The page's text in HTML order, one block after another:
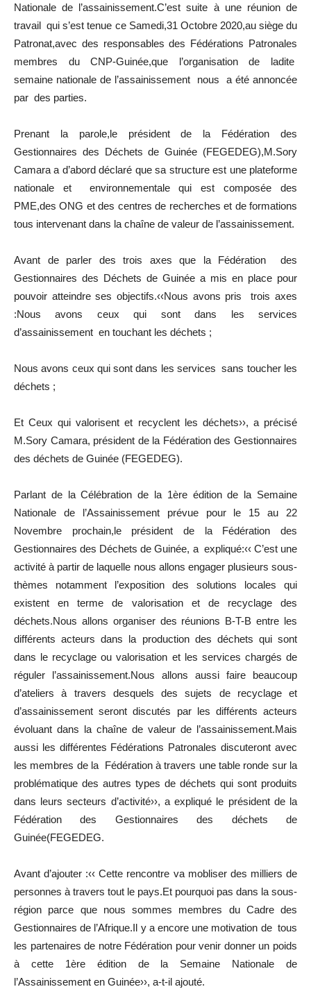
Nationale de l’assainissement.C’est suite à une réunion de
travail qui s’est tenue ce Samedi,31 Octobre 2020,au siège du
Patronat,avec des responsables des Fédérations Patronales
membres du CNP-Guinée,que l’organisation de ladite
semaine nationale de l’assainissement nous a été annoncée
par des parties.
Prenant la parole,le président de la Fédération des
Gestionnaires des Déchets de Guinée (FEGEDEG),M.Sory
Camara a d’abord déclaré que sa structure est une plateforme
nationale et environnementale qui est composée des
PME,des ONG et des centres de recherches et de formations
tous intervenant dans la chaîne de valeur de l’assainissement.
Avant de parler des trois axes que la Fédération des
Gestionnaires des Déchets de Guinée a mis en place pour
pouvoir atteindre ses objectifs.‹‹Nous avons pris trois axes
:Nous avons ceux qui sont dans les services
d’assainissement en touchant les déchets ;
Nous avons ceux qui sont dans les services sans toucher les
déchets ;
Et Ceux qui valorisent et recyclent les déchets››, a précisé
M.Sory Camara, président de la Fédération des Gestionnaires
des déchets de Guinée (FEGEDEG).
Parlant de la Célébration de la 1ère édition de la Semaine
Nationale de l’Assainissement prévue pour le 15 au 22
Novembre prochain,le président de la Fédération des
Gestionnaires des Déchets de Guinée, a expliqué:‹‹ C’est une
activité à partir de laquelle nous allons engager plusieurs sous-
thèmes notamment l’exposition des solutions locales qui
existent en terme de valorisation et de recyclage des
déchets.Nous allons organiser des réunions B-T-B entre les
différents acteurs dans la production des déchets qui sont
dans le recyclage ou valorisation et les services chargés de
réguler l’assainissement.Nous allons aussi faire beaucoup
d’ateliers à travers desquels des sujets de recyclage et
d’assainissement seront discutés par les différents acteurs
évoluant dans la chaîne de valeur de l’assainissement.Mais
aussi les différentes Fédérations Patronales discuteront avec
les membres de la Fédération à travers une table ronde sur la
problématique des autres types de déchets qui sont produits
dans leurs secteurs d’activité››, a expliqué le président de la
Fédération des Gestionnaires des déchets de
Guinée(FEGEDEG.
Avant d’ajouter :‹‹ Cette rencontre va mobliser des milliers de
personnes à travers tout le pays.Et pourquoi pas dans la sous-
région parce que nous sommes membres du Cadre des
Gestionnaires de l’Afrique.Il y a encore une motivation de tous
les partenaires de notre Fédération pour venir donner un poids
à cette 1ère édition de la Semaine Nationale de
l’Assainissement en Guinée››, a-t-il ajouté.